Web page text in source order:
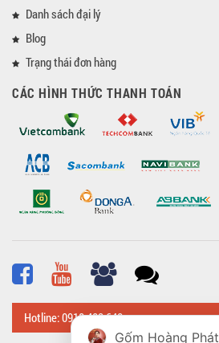
Danh sách đại lý
Blog
Trạng thái đơn hàng
CÁC HÌNH THỨC THANH TOÁN
Hotline: 0918 482 648
Gốm Hoàng Phát